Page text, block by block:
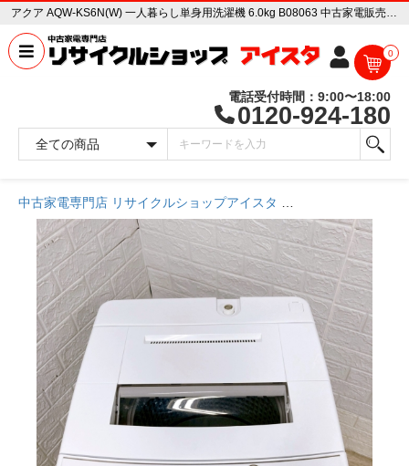
アクア AQW-KS6N(W) 一人暮らし単身用洗濯機 6.0kg B08063 中古家電販売専門店 リサイクルショップ アイスタ
0
電話受付時間：9:00〜18:00
0120-924-180
中古家電専門店 リサイクルショップアイスタ